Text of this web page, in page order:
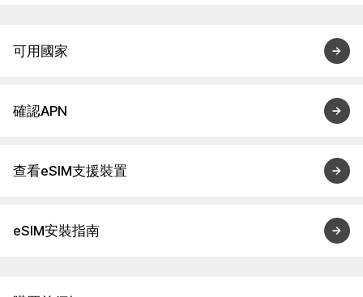
可用國家
確認APN
查看eSIM支援裝置
eSIM安裝指南